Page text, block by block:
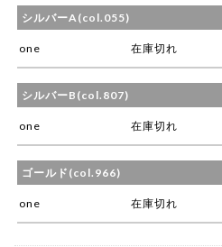
シルバーA(col.055)
one 在庫切れ
シルバーB(col.807)
one 在庫切れ
ゴールド(col.966)
one 在庫切れ